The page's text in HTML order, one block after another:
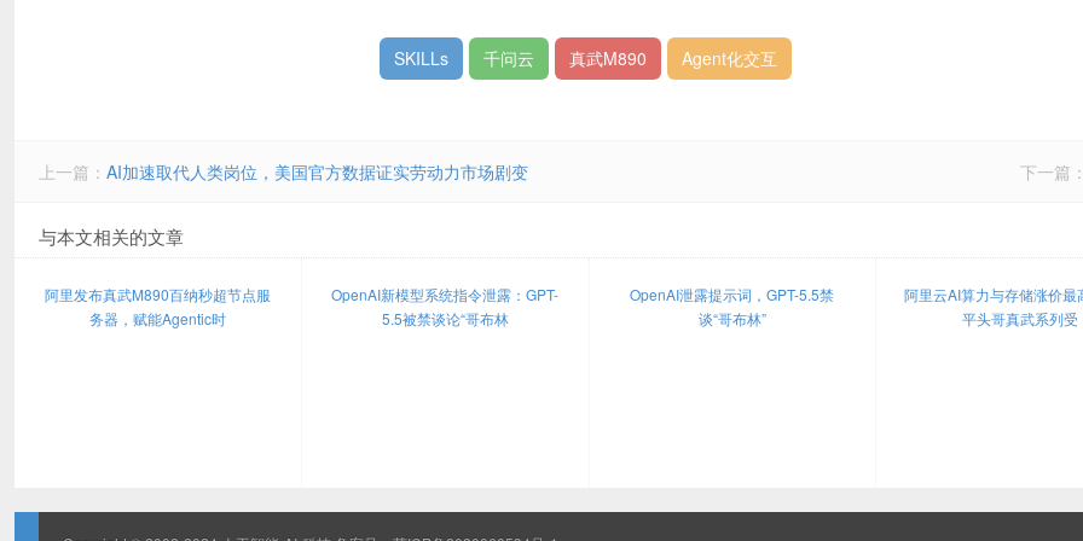
SKILLs 千问云 真武M890 Agent化交互
上一篇： AI加速取代人类岗位，美国官方数据证实劳动力市场剧变 下一篇
与本文相关的文章
阿里发布真武M890百纳秒超节点服
务器，赋能Agentic时
OpenAI新模型系统指令泄露：GPT-
5.5被禁谈论“哥布林
OpenAI泄露提示词，GPT-5.5禁
谈“哥布林”
阿里云AI算力与存储涨价最
平头哥真武系列受